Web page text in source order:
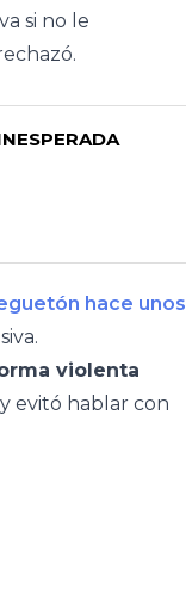
si no le
hace unos
violenta
evitó hablar con